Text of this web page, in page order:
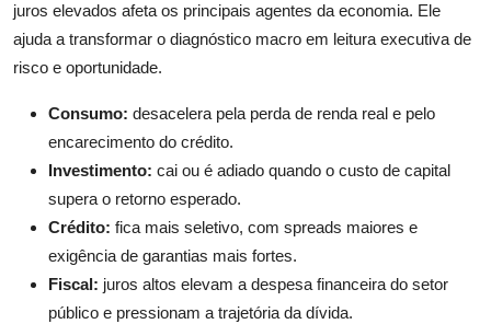
juros elevados afeta os principais agentes da economia. Ele
ajuda a transformar o diagnóstico macro em leitura executiva de
risco e oportunidade.
Consumo: desacelera pela perda de renda real e pelo
encarecimento do crédito.
Investimento: cai ou é adiado quando o custo de capital
supera o retorno esperado.
Crédito: fica mais seletivo, com spreads maiores e
exigência de garantias mais fortes.
Fiscal: juros altos elevam a despesa financeira do setor
público e pressionam a trajetória da dívida.